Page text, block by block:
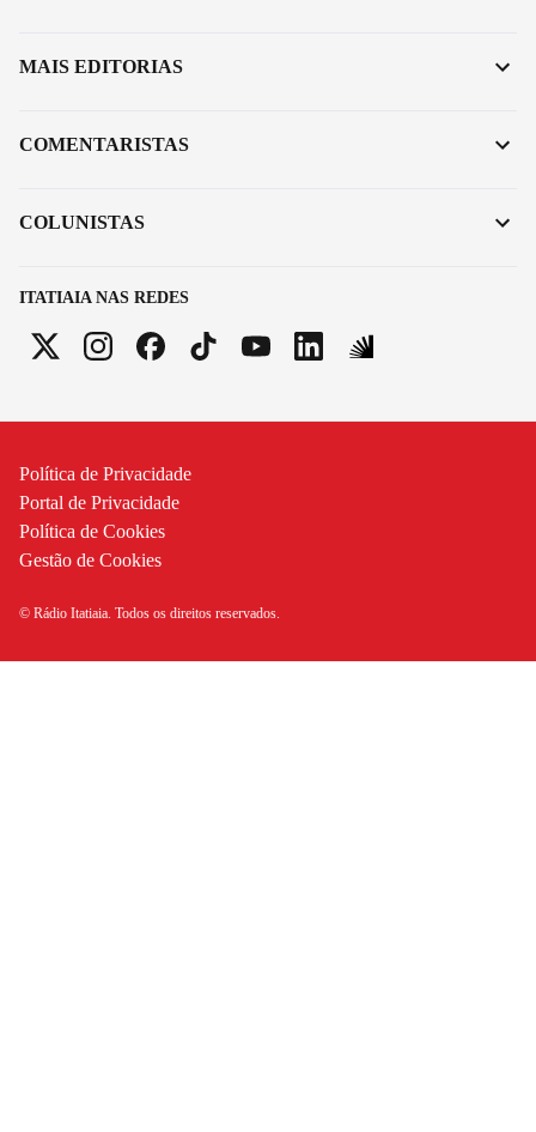
ITATIAIA NAS REDES
MAIS EDITORIAS
COMENTARISTAS
COLUNISTAS
Política de Privacidade
Portal de Privacidade
Política de Cookies
Gestão de Cookies
© Rádio Itatiaia. Todos os direitos reservados.